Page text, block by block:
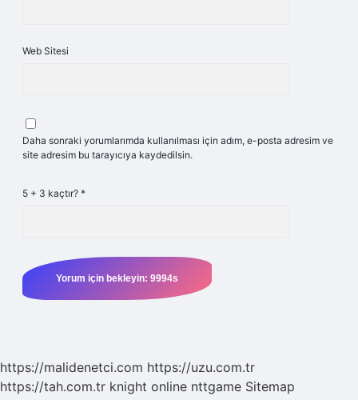
Web Sitesi
Daha sonraki yorumlarımda kullanılması için adım, e-posta adresim ve
site adresim bu tarayıcıya kaydedilsin.
5 + 3 kaçtır? *
https://malidenetci.com https://uzu.com.tr
https://tah.com.tr knight online nttgame Sitemap